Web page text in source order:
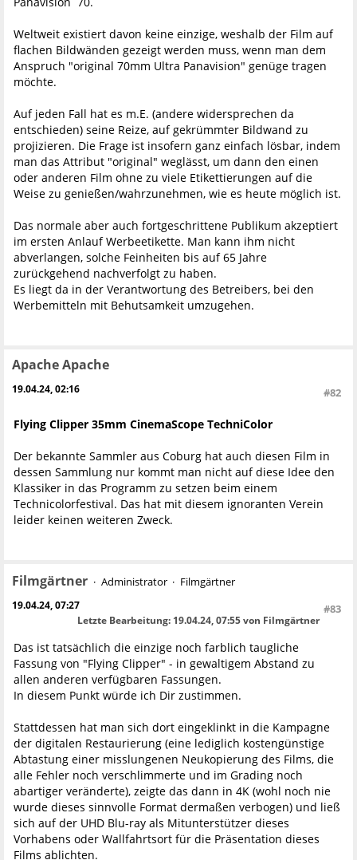
Weltweit existiert davon keine einzige, weshalb der Film auf
flachen Bildwänden gezeigt werden muss, wenn man dem
Anspruch "original 70mm Ultra Panavision" genüge tragen
möchte.
Auf jeden Fall hat es m.E. (andere widersprechen da
entschieden) seine Reize, auf gekrümmter Bildwand zu
projizieren. Die Frage ist insofern ganz einfach lösbar, indem
man das Attribut "original" weglässt, um dann den einen
oder anderen Film ohne zu viele Etikettierungen auf die
Weise zu genießen/wahrzunehmen, wie es heute möglich ist.
Das normale aber auch fortgeschrittene Publikum akzeptiert
im ersten Anlauf Werbeetikette. Man kann ihm nicht
abverlangen, solche Feinheiten bis auf 65 Jahre
zurückgehend nachverfolgt zu haben.
Es liegt da in der Verantwortung des Betreibers, bei den
Werbemitteln mit Behutsamkeit umzugehen.
Apache Apache
19.04.24, 02:16 #82
Flying Clipper 35mm CinemaScope TechniColor
Der bekannte Sammler aus Coburg hat auch diesen Film in
dessen Sammlung nur kommt man nicht auf diese Idee den
Klassiker in das Programm zu setzen beim einem
Technicolorfestival. Das hat mit diesem ignoranten Verein
leider keinen weiteren Zweck.
Filmgärtner Administrator Filmgärtner
19.04.24, 07:27 #83
Letzte Bearbeitung: 19.04.24, 07:55 von Filmgärtner
Das ist tatsächlich die einzige noch farblich taugliche
Fassung von "Flying Clipper" - in gewaltigem Abstand zu
allen anderen verfügbaren Fassungen.
In diesem Punkt würde ich Dir zustimmen.
Stattdessen hat man sich dort eingeklinkt in die Kampagne
der digitalen Restaurierung (eine lediglich kostengünstige
Abtastung einer misslungenen Neukopierung des Films, die
alle Fehler noch verschlimmerte und im Grading noch
abartiger veränderte), zeigte das dann in 4K (wohl noch nie
wurde dieses sinnvolle Format dermaßen verbogen) und ließ
sich auf der UHD Blu-ray als Mitunterstützer dieses
Vorhabens oder Wallfahrtsort für die Präsentation dieses
Films ablichten.